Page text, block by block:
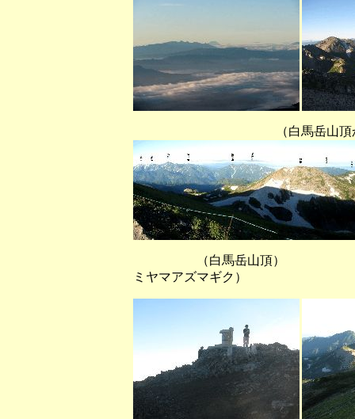
（白馬岳山頂から順光に
（白馬岳山頂） （雪倉
ミヤマアズマギク）